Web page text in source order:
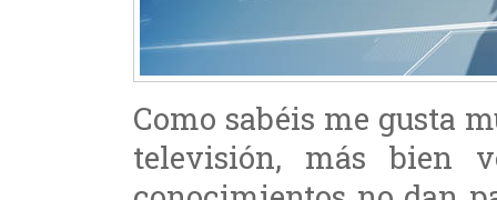
Como sabéis me gusta
televisión, más bien